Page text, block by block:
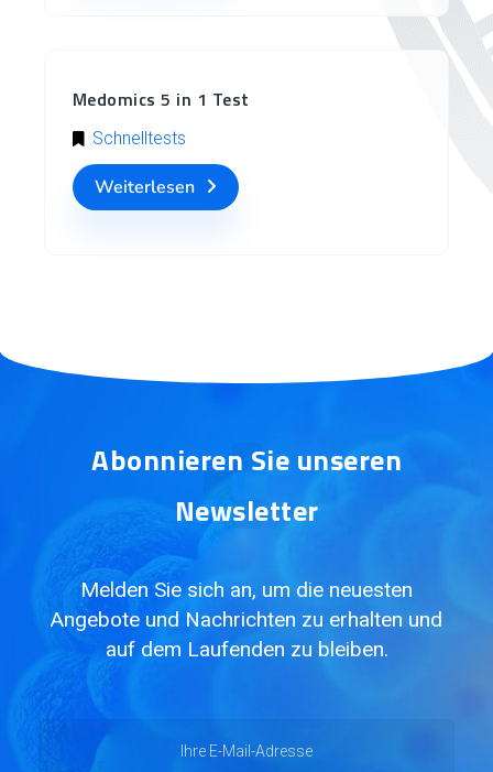
Medomics 5 in 1 Test
Schnelltests
Weiterlesen
Abonnieren Sie unseren
Newsletter
Melden Sie sich an, um die neuesten
Angebote und Nachrichten zu erhalten und
auf dem Laufenden zu bleiben.